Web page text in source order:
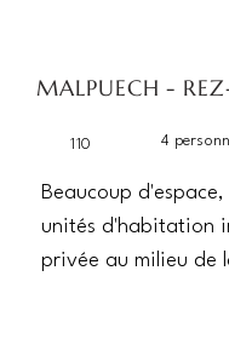
MALPUECH -
110 4
Beaucoup
unités d'habitation
privée au milieu de